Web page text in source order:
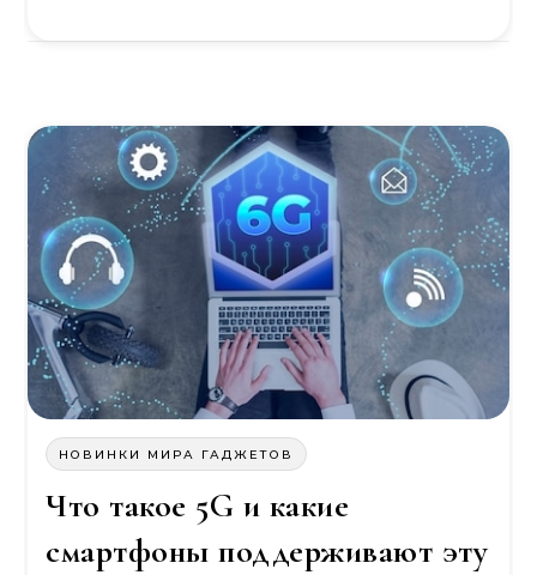
НОВИНКИ МИРА ГАДЖЕТОВ
Что такое 5G и какие
смартфоны поддерживают эту